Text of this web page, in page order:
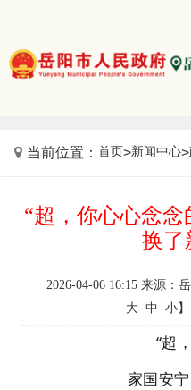
当前位置： 首页>新闻中心>
“超，你心心念
换了
2026-04-06 16:15 来源：
大 中 小】
“超
家国安